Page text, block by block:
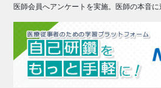
医師会員へアンケートを実施。医師の本音に